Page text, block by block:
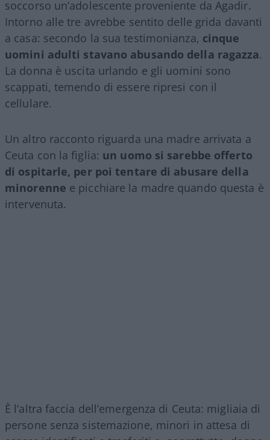
soccorso un’adolescente proveniente da Agadir.
Intorno alle tre avrebbe sentito delle grida davanti
a casa: secondo la sua testimonianza, cinque
uomini adulti stavano abusando della ragazza.
La donna è uscita urlando e gli uomini sono
scappati, temendo di essere ripresi con il
cellulare.
Un altro racconto riguarda una madre arrivata a
Ceuta con la figlia: un uomo si sarebbe offerto
di ospitarle, per poi tentare di abusare della
minorenne e picchiare la madre quando questa è
intervenuta.
È l’altra faccia dell’emergenza di Ceuta: migliaia di
persone senza sistemazione, minori in attesa di